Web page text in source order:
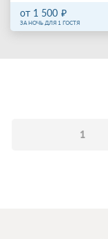
от 1 500
ЗА НОЧЬ ДЛЯ 1 ГОСТЯ
1